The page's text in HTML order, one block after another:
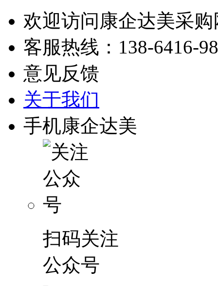
欢迎访问康企达美采购
客服热线： 138-6416-
意见反馈
关于我们
手机康企达美
扫码关注
公众号